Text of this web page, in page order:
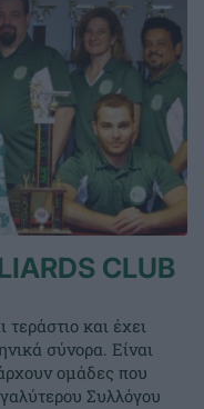
CLUB
και έχει
σύνορα. Είναι
ομάδες που
Συλλόγου